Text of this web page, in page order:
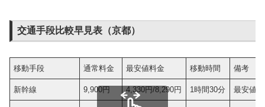
交通手段比較早見表（京都）
移動手段 通常料金 最安値料金 移動時間 備考
新幹線 9,900円 4,330円/8,290円 1時間30分 最安値